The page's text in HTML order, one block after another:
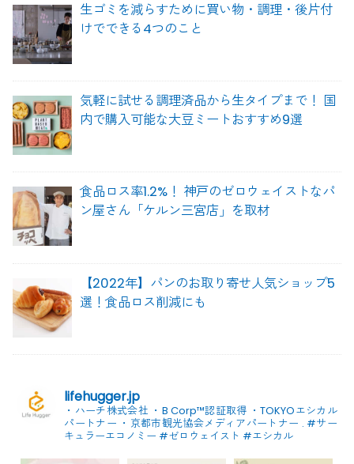
生ゴミを減らすために買い物・調理・後片付
けでできる4つのこと
気軽に試せる調理済品から生タイプまで！ 国
内で購入可能な大豆ミートおすすめ9選
食品ロス率1.2%！ 神戸のゼロウェイストなパ
ン屋さん「ケルン三宮店」を取材
【2022年】パンのお取り寄せ人気ショップ5
選！食品ロス削減にも
lifehugger.jp
・ハーチ株式会社 ・B Corp™認証取得 ・TOKYOエシカル
パートナー ・京都市観光協会メディアパートナー . #サー
キュラーエコノミー #ゼロウェイスト #エシカル